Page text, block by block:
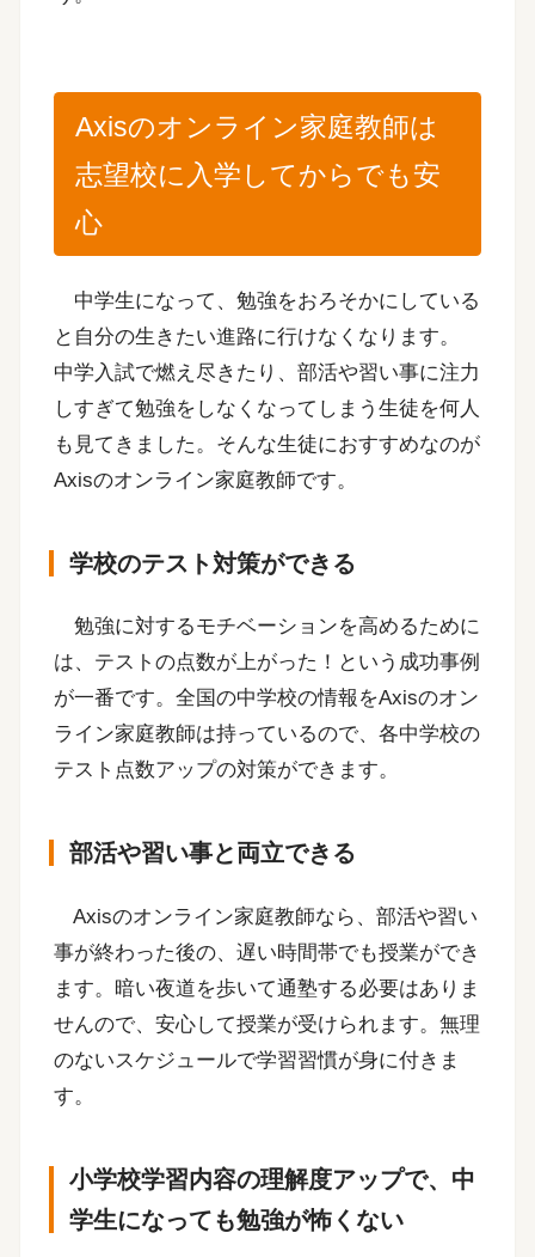
Axisのオンライン家庭教師は
志望校に入学してからでも安
心
中学生になって、勉強をおろそかにしている
と自分の生きたい進路に行けなくなります。
中学入試で燃え尽きたり、部活や習い事に注力
しすぎて勉強をしなくなってしまう生徒を何人
も見てきました。そんな生徒におすすめなのが
Axisのオンライン家庭教師です。
学校のテスト対策ができる
勉強に対するモチベーションを高めるために
は、テストの点数が上がった！という成功事例
が一番です。全国の中学校の情報をAxisのオン
ライン家庭教師は持っているので、各中学校の
テスト点数アップの対策ができます。
部活や習い事と両立できる
Axisのオンライン家庭教師なら、部活や習い
事が終わった後の、遅い時間帯でも授業ができ
ます。暗い夜道を歩いて通塾する必要はありま
せんので、安心して授業が受けられます。無理
のないスケジュールで学習習慣が身に付きま
す。
小学校学習内容の理解度アップで、中
学生になっても勉強が怖くない